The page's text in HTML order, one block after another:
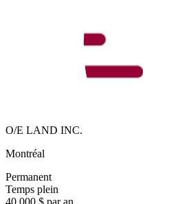
O/E LAND INC.
Montréal
Permanent
Temps plein